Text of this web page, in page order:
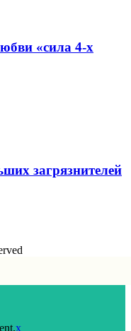
«сила 4-х
загрязнителей
x